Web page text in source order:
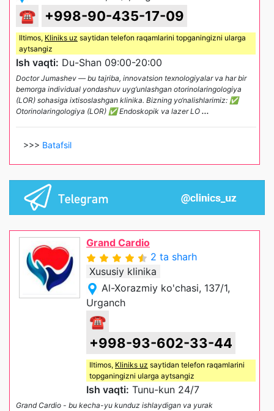
☎ +998-90-435-17-09
Iltimos, Kliniks uz saytidan telefon raqamlarini topganingizni ularga
aytsangiz
Ish vaqti: Du-Shan 09:00-20:00
Doctor Jumashev — bu tajriba, innovatsion texnologiyalar va har bir
bemorga individual yondashuv uyg‘unlashgan otorinolaringologiya
(LOR) sohasiga ixtisoslashgan klinika. Bizning yo‘nalishlarimiz: ✅
Otorinolaringologiya (LOR) ✅ Endoskopik va lazer LO ...
>>> Batafsil
Grand Cardio
2 ta sharh
Xususiy klinika
Al-Xorazmiy ko'chasi, 137/1,
Urganch
☎
+998-93-602-33-44
Iltimos, Kliniks uz saytidan telefon raqamlarini
topganingizni ularga aytsangiz
Ish vaqti: Tunu-kun 24/7
Grand Cardio - bu kecha-yu kunduz ishlaydigan va yurak